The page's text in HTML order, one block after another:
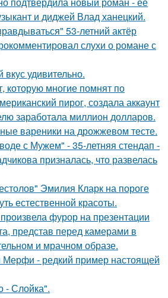
и диджей Влад ханецкий.
53-летний актёр
слухи о романе с
удивительно.
которую многие помнят по
пирог, создала аккаунт
заработала миллион долларов.
вареники на дрожжевом тесте.
с Мужем" - 35-летняя стендап -
призналась, что развелась
Эмилия Кларк на пороге
естественной красоты.
фурор на презентации
представ перед камерами в
и мрачном образе.
Мерфи - редкий пример настоящей
- Слойка".